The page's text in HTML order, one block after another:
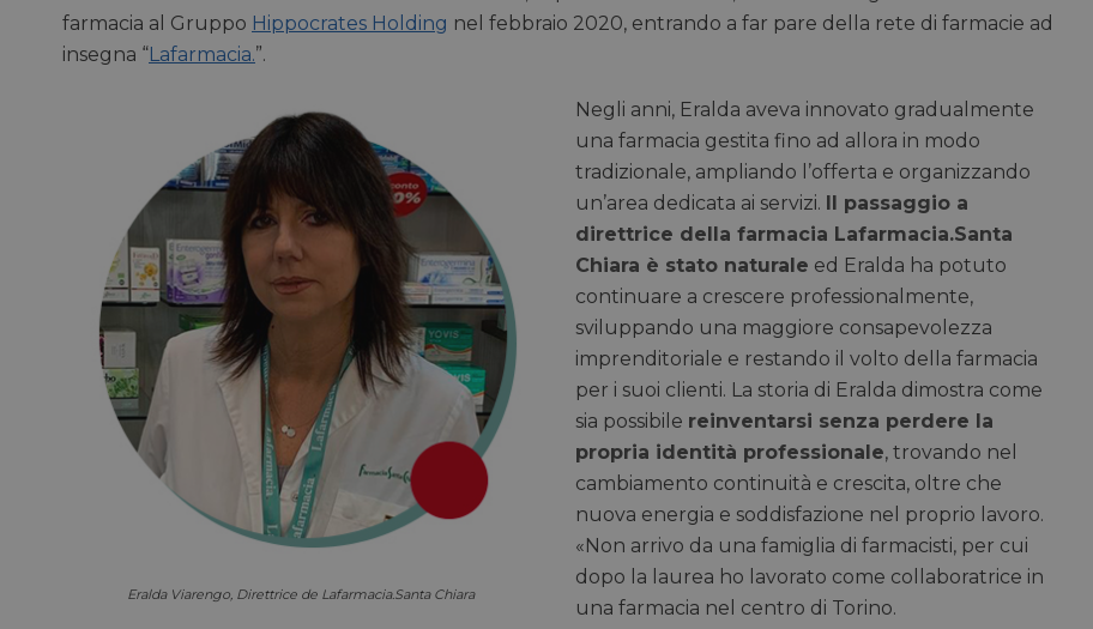
farmacia al Gruppo Hippocrates Holding nel febbraio 2020, entrando a far pare della rete di farmacie ad
insegna “Lafarmacia.”.
Eralda Viarengo, Direttrice de Lafarmacia.Santa Chiara
Negli anni, Eralda aveva innovato gradualmente
una farmacia gestita fino ad allora in modo
tradizionale, ampliando l’offerta e organizzando
un’area dedicata ai servizi. Il passaggio a
direttrice della farmacia Lafarmacia.Santa
Chiara è stato naturale ed Eralda ha potuto
continuare a crescere professionalmente,
sviluppando una maggiore consapevolezza
imprenditoriale e restando il volto della farmacia
per i suoi clienti. La storia di Eralda dimostra come
sia possibile reinventarsi senza perdere la
propria identità professionale, trovando nel
cambiamento continuità e crescita, oltre che
nuova energia e soddisfazione nel proprio lavoro.
«Non arrivo da una famiglia di farmacisti, per cui
dopo la laurea ho lavorato come collaboratrice in
una farmacia nel centro di Torino.